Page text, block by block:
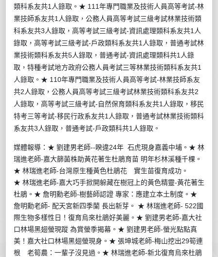
類科系友共1人錄取 。 ★ 111年專門職業及技術人員高等考試-林
業技師系友共1人錄取，公務人員高等考試三級考試林業技術類
科系友共3人錄取，高等考試三級考試-資訊處理類科系友共1人
錄取，高等考試三級考試-戶政類科系友共1人錄取，普通考試林
業技術類科系友共5人錄取，普通考試-資訊處理類科共1人錄
取，特種考試地方政府公務人員考試三等林業技術類科系友共1
人錄取 。 ★ 110年專門職業及技術人員高等考試-林業技師系友
共2人錄取， 公務人員高等考試三級考試林業技術類科系友共2
人錄取，高等考試三級考試-自然保育類科系友共1人錄取，移民
特考三等考試-移民行政系友共1人錄取， 普通考試林業技術類科
系友共3人錄取，普通考試-戶政類科共1人錄取。
媒體報導：★ 劉建男老師--睽違24年 石虎現身嘉義中埔。★ 林
瑞進老師-嘉大篩菌株助黃花著生杜鵑育苗 明年杉林溪種千棵 。
★ 林瑞進老師-台灣原生種黃色杜鵑花 實生苗復育成功。
★ 林瑞進老師-嘉大巧手掀開躲藏在樹冠上的黃色精靈-黃花著生
杜鵑。 ★ 詹明勳老師-樹藝師認證 專家：應建立本土制度 。 ★
詹明勳老師- 配天宮新四季蘭 長出新芽。 ★ 林瑞進老師- 522國
際生物多樣性日！復育烏來杜鵑好美麗。 ★ 劉建男老師-嘉大社
口林場黑翅螢現蹤 為賞螢季揭幕。 ★ 劉建男老師-螢光點點真
美！嘉大社口林場黑翅螢現身。 ★ 張坤城老師-梅山挖出29筍連
根 老筍農：一輩子沒見過。 ★ 林瑞進老師-新北復育烏來杜鵑